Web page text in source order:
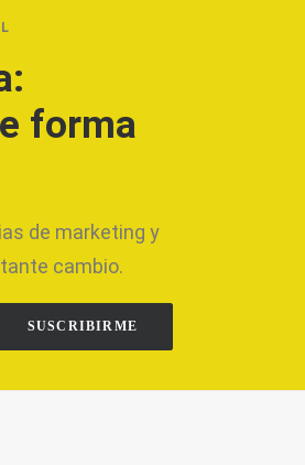
forma
de marketing y
cambio.